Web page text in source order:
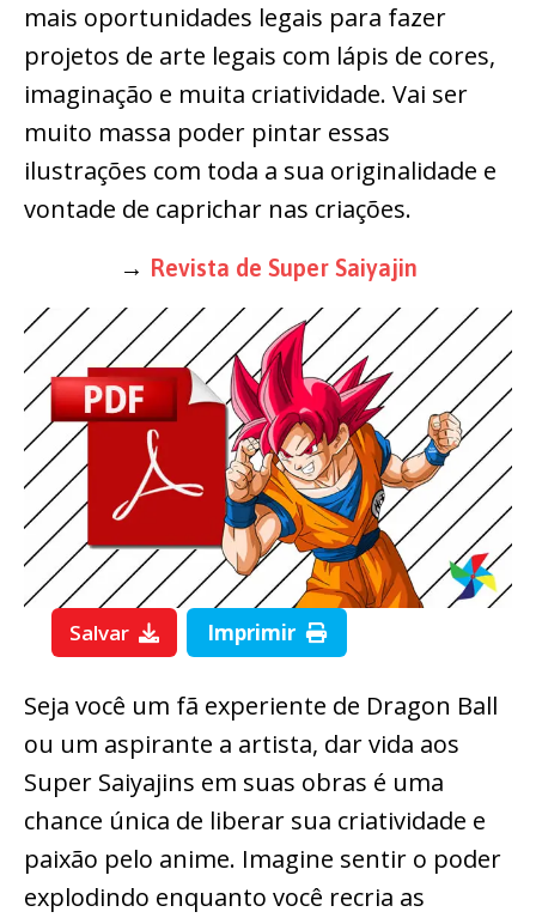
mais oportunidades legais para fazer
projetos de arte legais com lápis de cores,
imaginação e muita criatividade. Vai ser
muito massa poder pintar essas
ilustrações com toda a sua originalidade e
vontade de caprichar nas criações.
→ Revista de Super Saiyajin
Salvar Imprimir
Seja você um fã experiente de Dragon Ball
ou um aspirante a artista, dar vida aos
Super Saiyajins em suas obras é uma
chance única de liberar sua criatividade e
paixão pelo anime. Imagine sentir o poder
explodindo enquanto você recria as